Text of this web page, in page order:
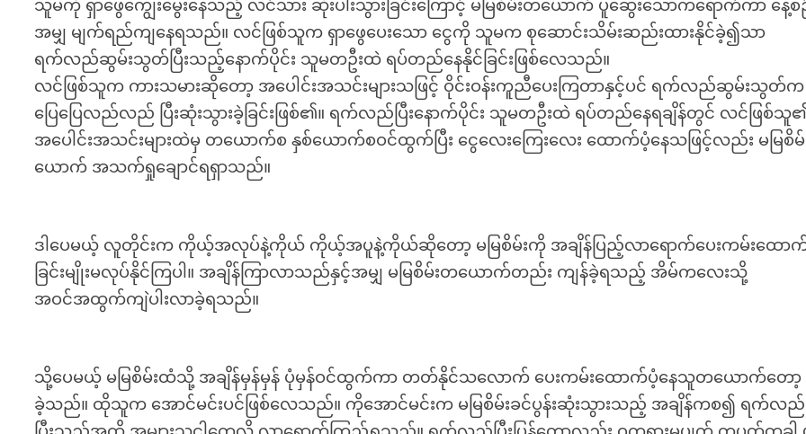
သူမကို ရှာဖွေကျွေးမွေးနေသည့် လင်သား ဆုံးပါးသွားခြင်းကြောင့် မမြစိမ်းတယောက် ပူဆွေးသောကရောက်ကာ နေ့စ
အမျှ မျက်ရည်ကျနေရသည်။ လင်ဖြစ်သူက ရှာဖွေပေးသော ငွေကို သူမက စုဆောင်းသိမ်းဆည်းထားနိုင်ခဲ့၍သာ
ရက်လည်ဆွမ်းသွတ်ပြီးသည့်နောက်ပိုင်း သူမတဦးထဲ ရပ်တည်နေနိုင်ခြင်းဖြစ်လေသည်။
လင်ဖြစ်သူက ကားသမားဆိုတော့ အပေါင်းအသင်းများသဖြင့် ဝိုင်းဝန်းကူညီပေးကြတာနှင့်ပင် ရက်လည်ဆွမ်းသွတ်က
ပြေပြေလည်လည် ပြီးဆုံးသွားခဲ့ခြင်းဖြစ်၏။ ရက်လည်ပြီးနောက်ပိုင်း သူမတဦးထဲ ရပ်တည်နေရချိန်တွင် လင်ဖြစ်သူ
အပေါင်းအသင်းများထဲမှ တယောက်စ နှစ်ယောက်စဝင်ထွက်ပြီး ငွေလေးကြေးလေး ထောက်ပံ့နေသဖြင့်လည်း မမြစိ
ယောက် အသက်ရှုချောင်ရရှာသည်။
ဒါပေမယ့် လူတိုင်းက ကိုယ့်အလုပ်နဲ့ကိုယ် ကိုယ့်အပူနဲ့ကိုယ်ဆိုတော့ မမြစိမ်းကို အချိန်ပြည့်လာရောက်ပေးကမ်းထော
ခြင်းမျိုးမလုပ်နိုင်ကြပါ။ အချိန်ကြာလာသည်နှင့်အမျှ မမြစိမ်းတယောက်တည်း ကျန်ခဲ့ရသည့် အိမ်ကလေးသို့
အဝင်အထွက်ကျဲပါးလာခဲ့ရသည်။
သို့ပေမယ့် မမြစိမ်းထံသို့ အချိန်မှန်မှန် ပုံမှန်ဝင်ထွက်ကာ တတ်နိုင်သလောက် ပေးကမ်းထောက်ပံ့နေသူတယောက်တော့
ခဲ့သည်။ ထိုသူက အောင်မင်းပင်ဖြစ်လေသည်။ ကိုအောင်မင်းက မမြစိမ်းခင်ပွန်းဆုံးသွားသည့် အချိန်ကစ၍ ရက်လည်